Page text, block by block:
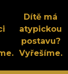
Dítě má
atypickou
postavu?
Vyřešíme.